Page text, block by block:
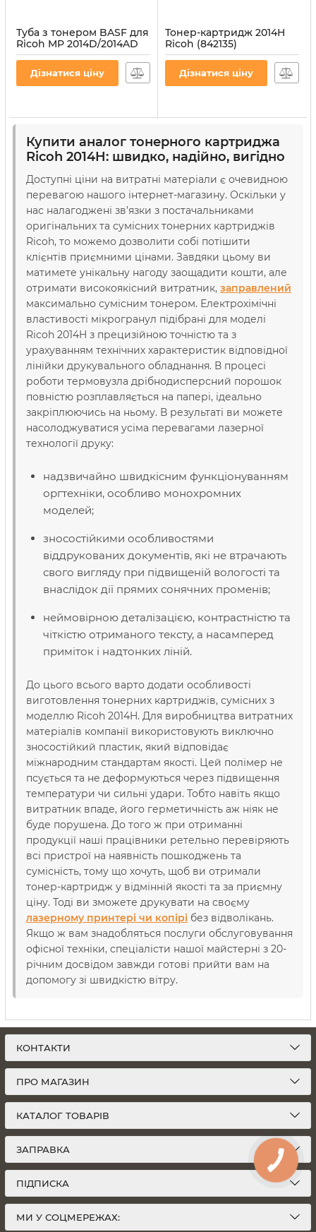
Туба з тонером BASF для
Ricoh MP 2014D/2014AD
аналог 2014H Black (
12000 ст.) (BASF-KT-2014H)
Артикул: BASF-KT-2014H
Дізнатися ціну
Тонер-картридж 2014H
Ricoh (842135)
Артикул:T-RIC-MP2014-B
Дізнатися ціну
Купити аналог тонерного картриджа
Ricoh 2014H: швидко, надійно, вигідно
Доступні ціни на витратні матеріали є очевидною
перевагою нашого інтернет-магазину. Оскільки у
нас налагоджені зв’язки з постачальниками
оригінальних та сумісних тонерних картриджів
Ricoh, то можемо дозволити собі потішити
клієнтів приємними цінами. Завдяки цьому ви
матимете унікальну нагоду заощадити кошти, але
отримати високоякісний витратник, заправлений
максимально сумісним тонером. Електрохімічні
властивості мікрогранул підібрані для моделі
Ricoh 2014H з прецизійною точністю та з
урахуванням технічних характеристик відповідної
лінійки друкувального обладнання. В процесі
роботи термовузла дрібнодисперсний порошок
повністю розплавляється на папері, ідеально
закріплюючись на ньому. В результаті ви можете
насолоджуватися усіма перевагами лазерної
технології друку:
надзвичайно швидкісним функціонуванням
оргтехніки, особливо монохромних
моделей;
зносостійкими особливостями
віддрукованих документів, які не втрачають
свого вигляду при підвищеній вологості та
внаслідок дії прямих сонячних променів;
неймовірною деталізацією, контрастністю та
чіткістю отриманого тексту, а насамперед
приміток і надтонких ліній.
До цього всього варто додати особливості
виготовлення тонерних картриджів, сумісних з
моделлю Ricoh 2014H. Для виробництва витратних
матеріалів компанії використовують виключно
зносостійкий пластик, який відповідає
міжнародним стандартам якості. Цей полімер не
псується та не деформуються через підвищення
температури чи сильні удари. Тобто навіть якщо
витратник впаде, його герметичність аж ніяк не
буде порушена. До того ж при отриманні
продукції наші працівники ретельно перевіряють
всі пристрої на наявність пошкоджень та
сумісність, тому що хочуть, щоб ви отримали
тонер-картридж у відмінній якості та за приємну
ціну. Тоді ви зможете друкувати на своєму
лазерному принтері чи копірі без відволікань.
Якщо ж вам знадобляться послуги обслуговування
офісної техніки, спеціалісти нашої майстерні з 20-
річним досвідом завжди готові прийти вам на
допомогу зі швидкістю вітру.
КОНТАКТИ
ПРО МАГАЗИН
КАТАЛОГ ТОВАРІВ
ЗАПРАВКА
ПІДПИСКА
МИ У СОЦМЕРЕЖАХ: